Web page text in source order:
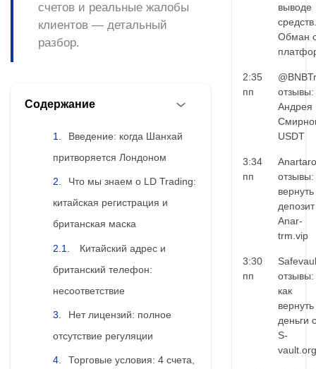
счетов и реальные жалобы
клиентов — детальный
разбор.
Содержание
Введение: когда Шанхай
притворяется Лондоном
Что мы знаем о LD Trading:
китайская регистрация и
британская маска
Китайский адрес и
британский телефон:
несоответствие
Нет лицензий: полное
отсутствие регуляции
Торговые условия: 4 счета,
выводе
средств.
Обман
2:35
пп
Андрея
USDT
3:34
пп
отзывы:
вернуть
Anar-
trm.vip
3:30
пп
отзывы:
как
вернуть
деньги с
S-
vault.org